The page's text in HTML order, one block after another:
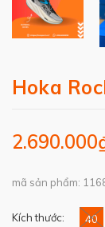
Hoka
mã sản phẩm:
Kích thước: 40